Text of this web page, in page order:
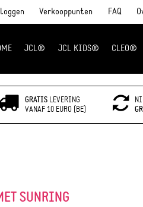
Verkooppunten FAQ
JCL® JCL KIDS® CLEO®
GRATISLEVERING
VANAF 10 EURO (BE)
SUNRING